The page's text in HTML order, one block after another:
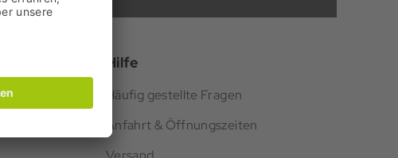
Hilfe
Häufig gestellte Fragen
Anfahrt & Öffnungszeiten